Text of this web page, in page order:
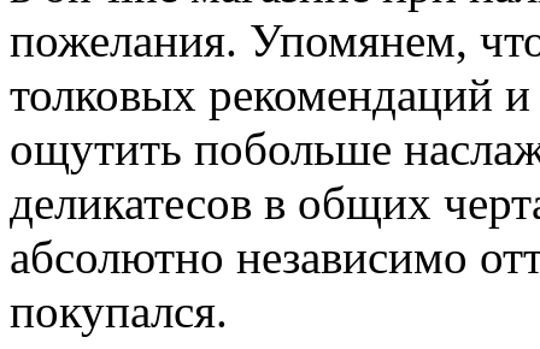
пожелания. Упомянем,
толковых рекомендаций
ощутить побольше
деликатесов в общих
абсолютно независимо
покупался.